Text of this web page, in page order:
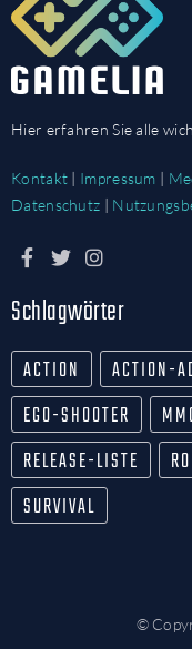
Hier erfahren Sie alle
Kontakt | Impressum |
Datenschutz |
Schlagwörter
ACTION ACTION-
EGO-SHOOTER
RELEASE-LISTE
SURVIVAL
©